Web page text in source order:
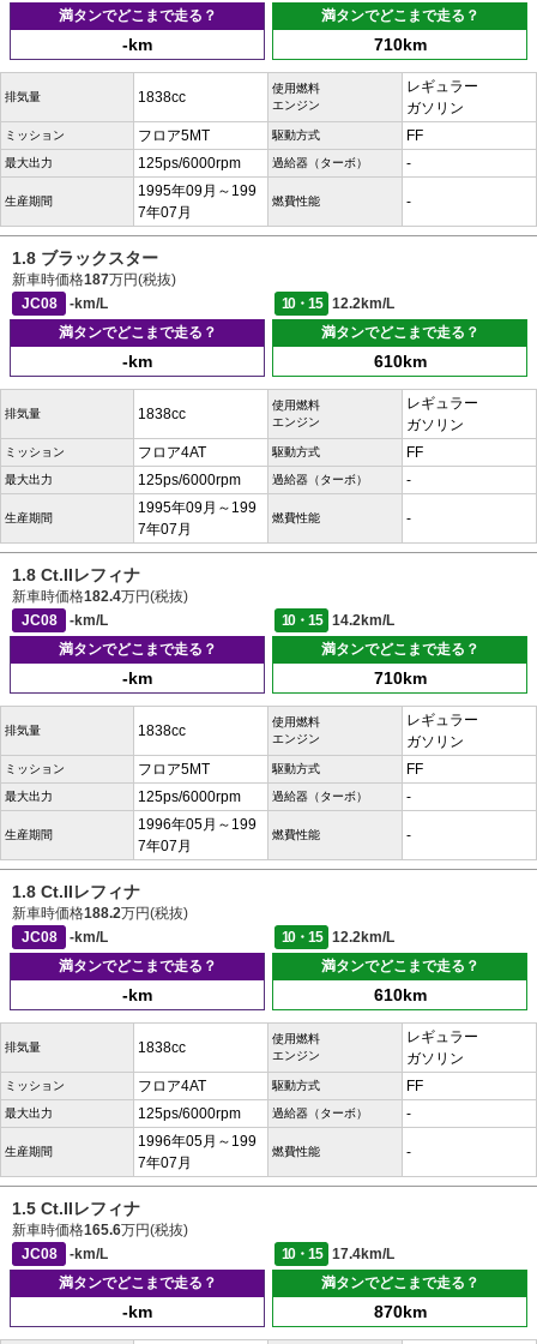
満タンでどこまで走る？
-km
満タンでどこまで走る？
710km
排気量 1838cc
使用燃料
エンジン
レギュラー
ガソリン
ミッション フロア5MT 駆動方式 FF
最大出力 125ps/6000rpm 過給器（ターボ） -
生産期間
1995年09月～199
7年07月
燃費性能 -
1.8 ブラックスター
新車時価格187万円(税抜)
JC08
-km/L 10・15
12.2km/L
満タンでどこまで走る？
-km
満タンでどこまで走る？
610km
排気量 1838cc
使用燃料
エンジン
レギュラー
ガソリン
ミッション フロア4AT 駆動方式 FF
最大出力 125ps/6000rpm 過給器（ターボ） -
生産期間
1995年09月～199
7年07月
燃費性能 -
1.8 Ct.IIレフィナ
新車時価格182.4万円(税抜)
JC08
-km/L 10・15
14.2km/L
満タンでどこまで走る？
-km
満タンでどこまで走る？
710km
排気量 1838cc
使用燃料
エンジン
レギュラー
ガソリン
ミッション フロア5MT 駆動方式 FF
最大出力 125ps/6000rpm 過給器（ターボ） -
生産期間
1996年05月～199
7年07月
燃費性能 -
1.8 Ct.IIレフィナ
新車時価格188.2万円(税抜)
JC08
-km/L 10・15
12.2km/L
満タンでどこまで走る？
-km
満タンでどこまで走る？
610km
排気量 1838cc
使用燃料
エンジン
レギュラー
ガソリン
ミッション フロア4AT 駆動方式 FF
最大出力 125ps/6000rpm 過給器（ターボ） -
生産期間
1996年05月～199
7年07月
燃費性能 -
1.5 Ct.IIレフィナ
新車時価格165.6万円(税抜)
JC08
-km/L 10・15
17.4km/L
満タンでどこまで走る？
-km
満タンでどこまで走る？
870km